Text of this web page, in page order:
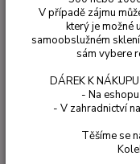
V případě zájmu
který je možné
samoobslužném
sám vybere
DÁREK K
- Na
- V zahradnictví
Těšíme se